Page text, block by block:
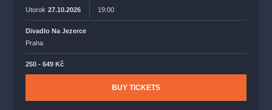
Utorok 27.10.2026 19:00
Divadlo Na Jezerce
Praha
250 - 649 Kč
BUY TICKETS